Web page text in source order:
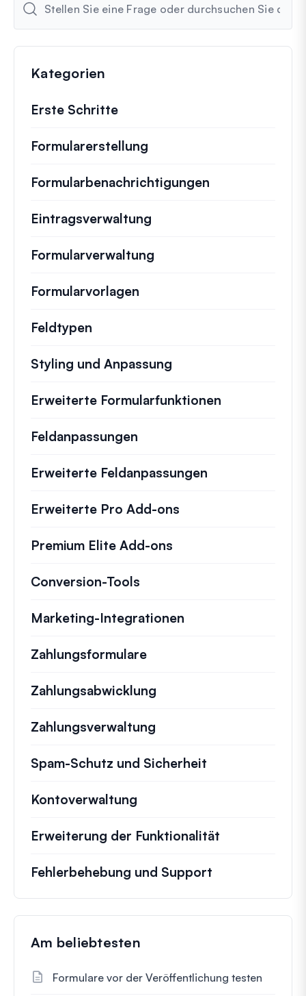
Kategorien
Erste Schritte
Formularerstellung
Formularbenachrichtigungen
Eintragsverwaltung
Formularverwaltung
Formularvorlagen
Feldtypen
Styling und Anpassung
Erweiterte Formularfunktionen
Feldanpassungen
Erweiterte Feldanpassungen
Erweiterte Pro Add-ons
Premium Elite Add-ons
Conversion-Tools
Marketing-Integrationen
Zahlungsformulare
Zahlungsabwicklung
Zahlungsverwaltung
Spam-Schutz und Sicherheit
Kontoverwaltung
Erweiterung der Funktionalität
Fehlerbehebung und Support
Am beliebtesten
Formulare vor der Veröffentlichung testen